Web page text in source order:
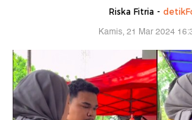
Riska Fitria -
Kamis, 21 Mar 2024